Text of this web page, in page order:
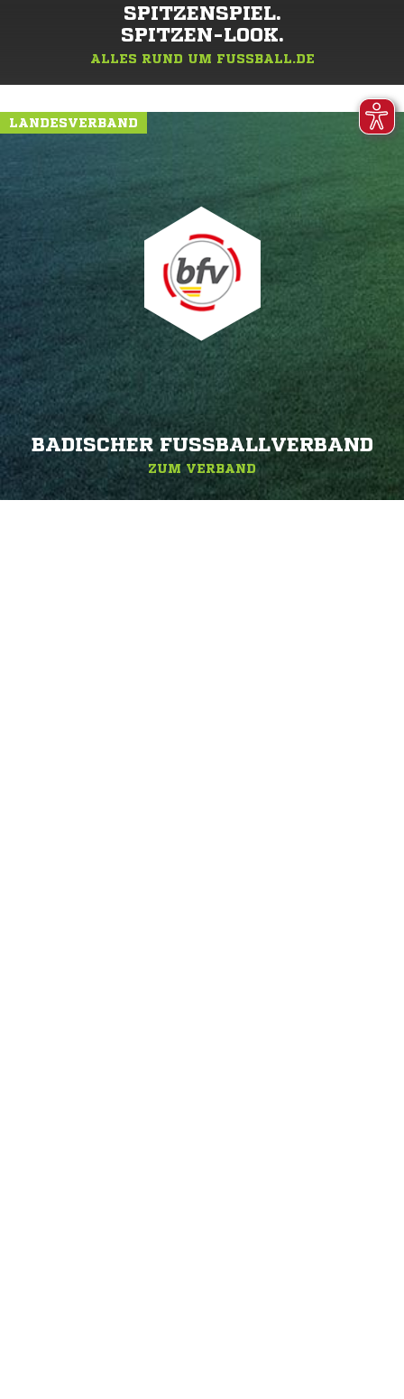
SPITZENSPIEL.
SPITZEN-LOOK.
ALLES RUND UM FUSSBALL.DE
LANDESVERBAND
BADISCHER FUSSBALLVERBAND
ZUM VERBAND